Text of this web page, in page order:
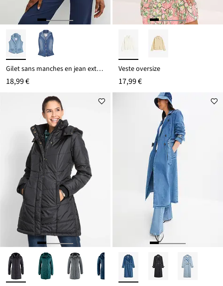
Gilet sans manches en jean extensible
18,99 €
Veste oversize
17,99 €